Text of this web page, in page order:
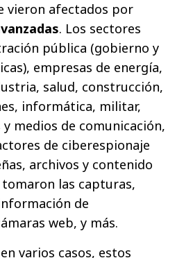
vieron afectados por
. Los sectores
pública (gobierno y
empresas de energía,
salud, construcción,
informática, militar,
medios de comunicación,
de ciberespionaje
archivos y contenido
las capturas,
de
web, y más.
varios casos, estos